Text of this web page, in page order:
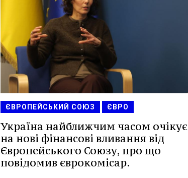
ЄВРОПЕЙСЬКИЙ СОЮЗ ЄВРО
Україна найближчим часом очікує
на нові фінансові вливання від
Європейського Союзу, про що
повідомив єврокомісар.